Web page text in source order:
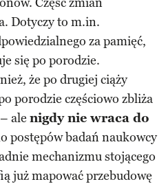
Dotyczy to m.in.
za pamięć,
się po porodzie.
że po drugiej ciąży
porodzie częściowo zbliża
ale nigdy nie wraca do
postępów badań naukowcy
mechanizmu stojącego
już mapować przebudowę